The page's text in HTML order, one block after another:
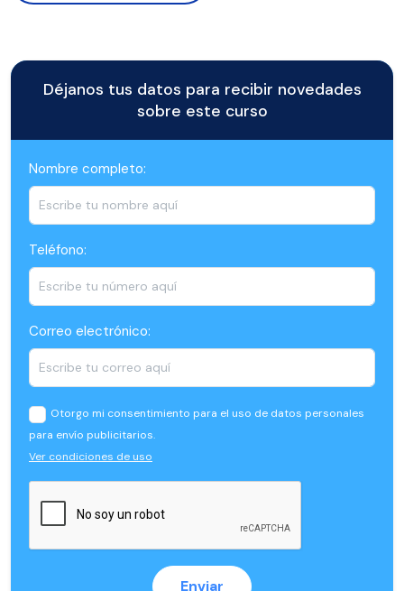
Déjanos tus datos para recibir novedades
sobre este curso
Nombre completo:
Teléfono:
Correo electrónico:
Otorgo mi consentimiento para el uso de datos personales
para envío publicitarios.
Ver condiciones de uso